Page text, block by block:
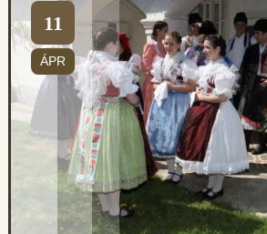
11
ÁPR